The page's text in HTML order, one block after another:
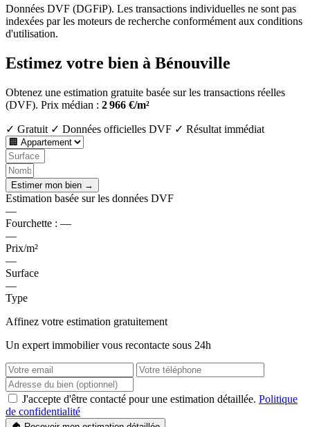
Données DVF (DGFiP). Les transactions individuelles ne sont pas
indexées par les moteurs de recherche conformément aux conditions
d'utilisation.
Estimez votre bien à Bénouville
Obtenez une estimation gratuite basée sur les transactions réelles
(DVF). Prix médian : 2 966 €/m²
✓ Gratuit ✓ Données officielles DVF ✓ Résultat immédiat
Estimer mon bien →
Estimation basée sur les données DVF
—
Fourchette : —
—
Prix/m²
—
Surface
—
Type
Affinez votre estimation gratuitement
Un expert immobilier vous recontacte sous 24h
J'accepte d'être contacté pour une estimation détaillée. Politique
de confidentialité